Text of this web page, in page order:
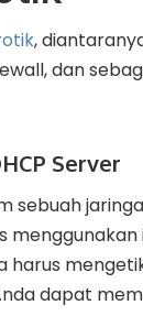
,
dan
Server
sebuah
menggunakan
harus
dapat